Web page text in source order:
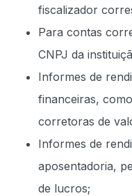
fiscalizador
Para contas
CNPJ da
Informes de
financeiras,
corretoras de
Informes de
aposentadoria,
de lucros;